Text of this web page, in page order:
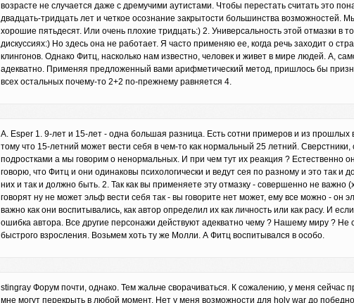
возрасте не случается даже с дремучими аутистами. Чтобы перестать считать это
двадцать-тридцать лет и четкое осознание закрытости большинства возможностей.
хорошие пятьдесят. Или очень плохие тридцать:) 2. Универсальность этой отмазки в
дискуссиях:) Но здесь она не работает. Я часто применяю ее, когда речь заходит о
клингонов. Однако Фитц, насколько нам известно, человек и живет в мире людей. А,
адекватно. Применяя предложенный вами арифметический метод, пришлось бы
всех остальных почему-то 2+2 по-прежнему равняется 4.
A. Esper 1. 9-лет и 15-лет - одна большая разница. Есть сотни примеров и из прошлых
тому что 15-летний может вести себя в чем-то как нормальный 25 летний.
подростками а мы говорим о ненормальных. И при чем тут их реакция ? Естественно
говорю, что Фитц и они одинаковы психологически и ведут сея по разному и это так и
них и так и должно быть. 2. Так как вы применяете эту отмазку - совершенно не важно
говорят ну не может эльф вести себя так - вы говорите нет может, ему все можно - он
важно как они воспитывались, как автор определил их как личность или как расу. И
ошибка автора. Все другие персонажи действуют адекватно чему ? Нашему миру ? Не
быстрого взросления. Возьмем хоть ту же Молли. А Фитц воспитывался в особо.
stingray Форум почти, однако. Тем жальче сворачиваться. К сожалению, у меня сейчас
мне могут перекрыть в любой момент. Нет у меня возможности для holy war до